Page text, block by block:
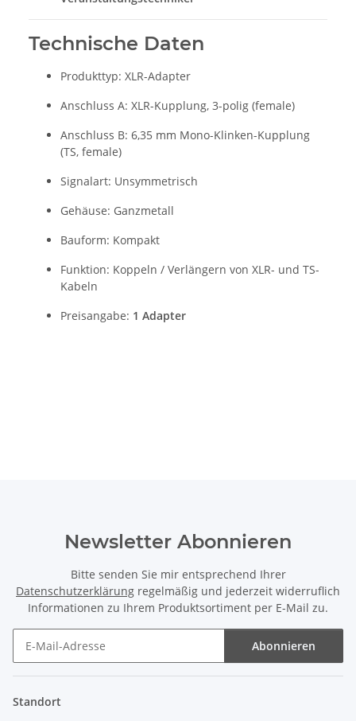
Technische Daten
Produkttyp: XLR-Adapter
Anschluss A: XLR-Kupplung, 3-polig (female)
Anschluss B: 6,35 mm Mono-Klinken-Kupplung
(TS, female)
Signalart: Unsymmetrisch
Gehäuse: Ganzmetall
Bauform: Kompakt
Funktion: Koppeln / Verlängern von XLR- und TS-
Kabeln
Preisangabe: 1 Adapter
Newsletter Abonnieren
Bitte senden Sie mir entsprechend Ihrer
Datenschutzerklärung regelmäßig und jederzeit widerruflich
Informationen zu Ihrem Produktsortiment per E-Mail zu.
Abonnieren
Standort